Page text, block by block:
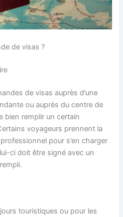
de visas ?
de visas auprès d’une
ou auprès du centre de
bien remplir un certain
voyageurs prennent la
pour s’en charger
ci doit être signé avec un
touristiques ou pour les